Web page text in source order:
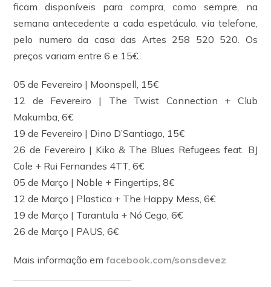
ficam disponíveis para compra, como sempre, na
semana antecedente a cada espetáculo, via telefone,
pelo numero da casa das Artes 258 520 520. Os
preços variam entre 6 e 15€.
05 de Fevereiro | Moonspell, 15€
12 de Fevereiro | The Twist Connection + Club
Makumba, 6€
19 de Fevereiro | Dino D’Santiago, 15€
26 de Fevereiro | Kiko & The Blues Refugees feat. BJ
Cole + Rui Fernandes 4TT, 6€
05 de Março | Noble + Fingertips, 8€
12 de Março | Plastica + The Happy Mess, 6€
19 de Março | Tarantula + Nó Cego, 6€
26 de Março | PAUS, 6€
Mais informação emfacebook.com/sonsdevez